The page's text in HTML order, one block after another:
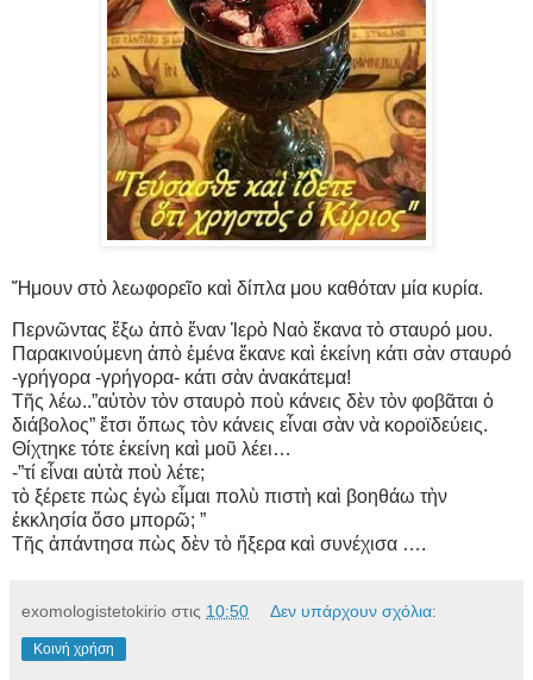
Ἤμουν στὸ λεωφορεῖο καὶ δίπλα μου καθόταν μία κυρία.
Περνῶντας ἔξω ἀπὸ ἕναν Ἱερὸ Ναὸ ἔκανα τὸ σταυρό μου.
Παρακινούμενη ἀπὸ ἐμένα ἔκανε καὶ ἐκείνη κάτι σὰν σταυρό
-γρήγορα -γρήγορα- κάτι σὰν ἀνακάτεμα!
Τῆς λέω..”αὐτὸν τὸν σταυρὸ ποὺ κάνεις δὲν τὸν φοβᾶται ὁ
διάβολος” ἔτσι ὅπως τὸν κάνεις εἶναι σὰν νὰ κοροϊδεύεις.
Θίχτηκε τότε ἐκείνη καὶ μοῦ λέει…
-”τί εἶναι αὐτὰ ποὺ λέτε;
τὸ ξέρετε πὼς ἐγὼ εἶμαι πολὺ πιστὴ καὶ βοηθάω τὴν
ἐκκλησία ὅσο μπορῶ; ”
Τῆς ἀπάντησα πὼς δὲν τὸ ἤξερα καὶ συνέχισα ….
exomologistetokirio στις 10:50 Δεν υπάρχουν σχόλια:
Κοινή χρήση